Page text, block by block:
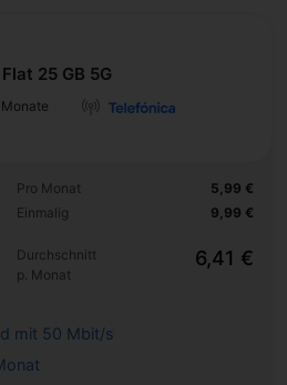
25 GB 5G
Pro Monat
Einmalig
5,99 €
9,99 €
Durchschnitt
p. Monat
6,41 €
mit 50 Mbit/s